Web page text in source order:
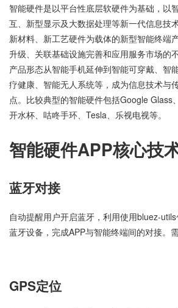
智能硬件是以平台性底层软硬件为基础，以
互、新型显示及大数据处理等新一代信息技
新材料、新工艺硬件为载体的新型智能终端
升级、关联基础设施完善和应用服务市场的
产品形态从智能手机延伸到智能可穿戴、智
疗健康、智能无人系统等，成为信息技术与
点。比较典型的智能硬件包括Google Glass
开水杯、咕咚手环、Tesla、乐视电视等。
智能硬件APP核心技
蓝牙对接
自动提醒用户开启蓝牙，利用使用bluez-
蓝牙设备，完成APP与智能终端间的对接。
GPS定位